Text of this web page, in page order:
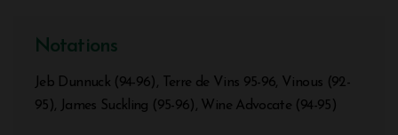
Notations
Jeb Dunnuck (94-96), Terre de Vins 95-96, Vinous (92-
95), James Suckling (95-96), Wine Advocate (94-95)